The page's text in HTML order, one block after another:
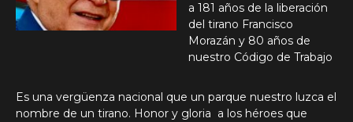
a 181 años de la liberación
del tirano Francisco
Morazán y 80 años de
nuestro Código de Trabajo
Es una vergüenza nacional que un parque nuestro luzca el
nombre de un tirano. Honor y gloria a los héroes que